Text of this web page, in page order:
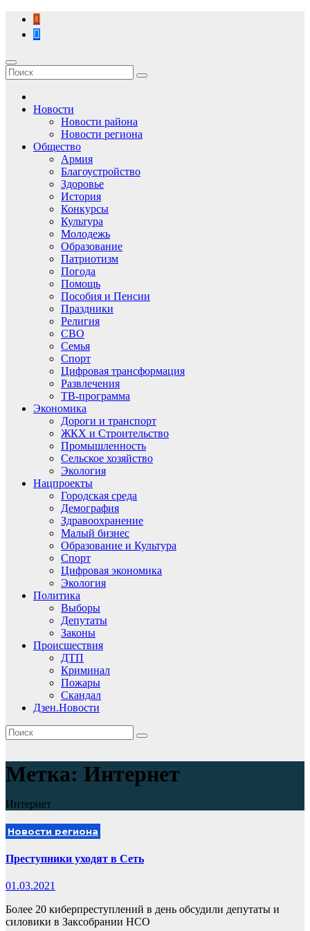
Перейти
содержимому
Новости
Новости района
Новости региона
Общество
Армия
Благоустройство
Здоровье
История
Конкурсы
Культура
Молодежь
Образование
Патриотизм
Погода
Помощь
Пособия и Пенсии
Праздники
Религия
СВО
Семья
Спорт
Цифровая трансформация
Развлечения
ТВ-программа
Экономика
Дороги и транспорт
ЖКХ и Строительство
Промышленность
Сельское хозяйство
Экология
Нацпроекты
Городская среда
Демография
Здравоохранение
Малый бизнес
Образование и Культура
Спорт
Цифровая экономика
Экология
Политика
Выборы
Депутаты
Законы
Происшествия
ДТП
Криминал
Пожары
Скандал
Дзен.Новости
Метка: Интернет
Интернет
Новости региона
Преступники уходят в Сеть
01.03.2021
Более 20 киберпреступлений в день обсудили депутаты и
силовики в Заксобрании НСО